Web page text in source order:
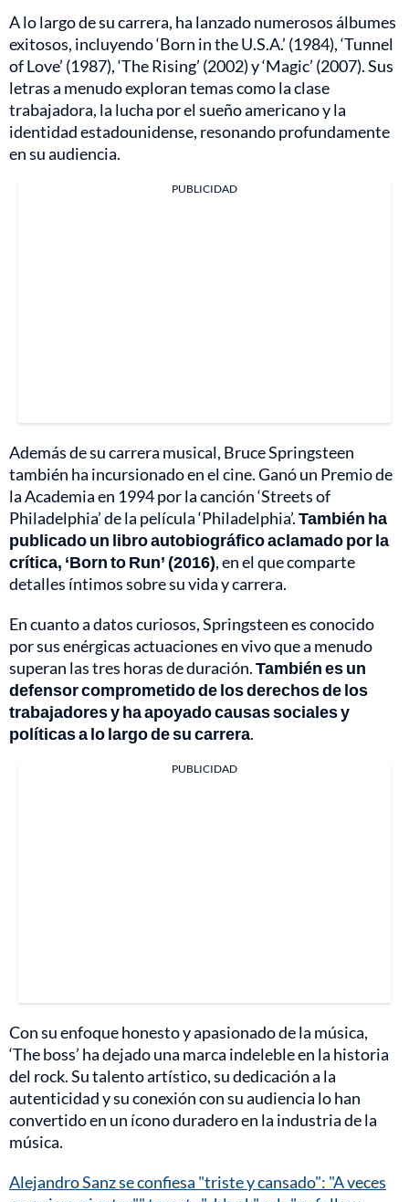
A lo largo de su carrera, ha lanzado numerosos álbumes
exitosos, incluyendo ‘Born in the U.S.A.’ (1984), ‘Tunnel
of Love’ (1987), ‘The Rising’ (2002) y ‘Magic’ (2007). Sus
letras a menudo exploran temas como la clase
trabajadora, la lucha por el sueño americano y la
identidad estadounidense, resonando profundamente
en su audiencia.
PUBLICIDAD
Además de su carrera musical, Bruce Springsteen
también ha incursionado en el cine. Ganó un Premio de
la Academia en 1994 por la canción ‘Streets of
Philadelphia’ de la película ‘Philadelphia’.También ha
publicado un libro autobiográfico aclamado por la
crítica, ‘Born to Run’ (2016), en el que comparte
detalles íntimos sobre su vida y carrera.
En cuanto a datos curiosos, Springsteen es conocido
por sus enérgicas actuaciones en vivo que a menudo
superan las tres horas de duración.También es un
defensor comprometido de los derechos de los
trabajadores y ha apoyado causas sociales y
políticas a lo largo de su carrera.
PUBLICIDAD
Con su enfoque honesto y apasionado de la música,
‘The boss’ ha dejado una marca indeleble en la historia
del rock. Su talento artístico, su dedicación a la
autenticidad y su conexión con su audiencia lo han
convertido en un ícono duradero en la industria de la
música.
Alejandro Sanz se confiesa "triste y cansado": "A veces